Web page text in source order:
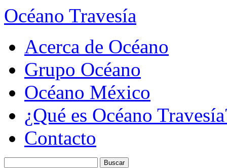
Océano Travesía
Acerca de Océano
Grupo Océano
Océano México
¿Qué es Océano
Contacto